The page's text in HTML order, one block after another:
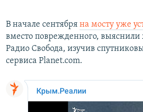
В начале сентября на мосту уже
вместо поврежденного,
Радио Свобода, изучив
сервиса Planet.com.